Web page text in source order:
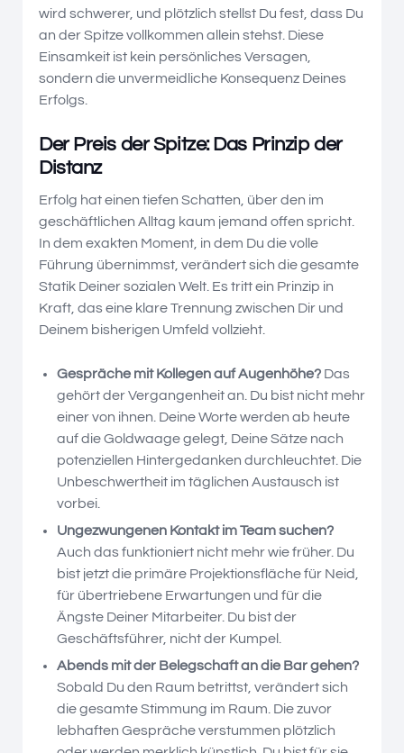
wird schwerer, und plötzlich stellst Du fest, dass Du
an der Spitze vollkommen allein stehst. Diese
Einsamkeit ist kein persönliches Versagen,
sondern die unvermeidliche Konsequenz Deines
Erfolgs.
Der Preis der Spitze: Das Prinzip der
Distanz
Erfolg hat einen tiefen Schatten, über den im
geschäftlichen Alltag kaum jemand offen spricht.
In dem exakten Moment, in dem Du die volle
Führung übernimmst, verändert sich die gesamte
Statik Deiner sozialen Welt. Es tritt ein Prinzip in
Kraft, das eine klare Trennung zwischen Dir und
Deinem bisherigen Umfeld vollzieht.
Gespräche mit Kollegen auf Augenhöhe? Das
gehört der Vergangenheit an. Du bist nicht mehr
einer von ihnen. Deine Worte werden ab heute
auf die Goldwaage gelegt, Deine Sätze nach
potenziellen Hintergedanken durchleuchtet. Die
Unbeschwertheit im täglichen Austausch ist
vorbei.
Ungezwungenen Kontakt im Team suchen?
Auch das funktioniert nicht mehr wie früher. Du
bist jetzt die primäre Projektionsfläche für Neid,
für übertriebene Erwartungen und für die
Ängste Deiner Mitarbeiter. Du bist der
Geschäftsführer, nicht der Kumpel.
Abends mit der Belegschaft an die Bar gehen?
Sobald Du den Raum betrittst, verändert sich
die gesamte Stimmung im Raum. Die zuvor
lebhaften Gespräche verstummen plötzlich